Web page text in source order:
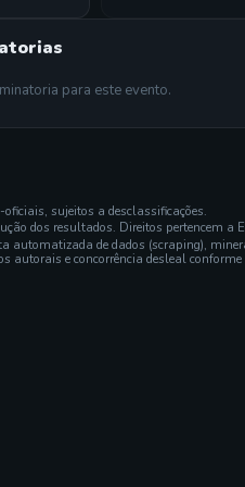
para este evento.
sujeitos a desclassificações.
dos resultados. Direitos pertencem a
automatizada de dados (scraping),
autorais e concorrência desleal